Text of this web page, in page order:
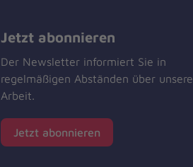
Jetzt abonnieren
Der Newsletter informiert Sie in
regelmäßigen Abständen über unsere
Arbeit.
Jetzt abonnieren